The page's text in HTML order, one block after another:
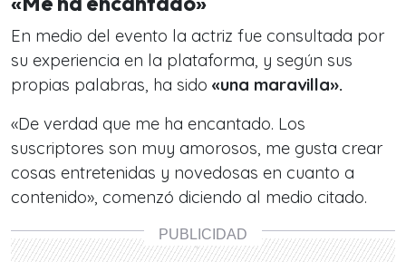
En medio del evento la actriz fue consultada por
su experiencia en la plataforma, y según sus
propias palabras, ha sido «una maravilla».
«De verdad que me ha encantado. Los
suscriptores son muy amorosos, me gusta crear
cosas entretenidas y novedosas en cuanto a
contenido», comenzó diciendo al medio citado.